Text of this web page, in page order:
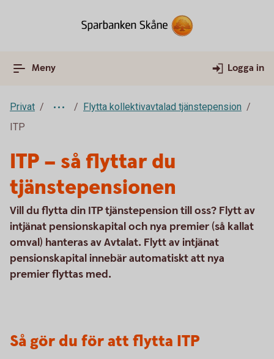
Meny Logga in
Privat
Flytta kollektivavtalad tjänstepension
ITP
ITP – så flyttar du
tjänstepensionen
Vill du flytta din ITP tjänstepension till oss? Flytt av
intjänat pensionskapital och nya premier (så kallat
omval) hanteras av Avtalat. Flytt av intjänat
pensionskapital innebär automatiskt att nya
premier flyttas med.
Så gör du för att flytta ITP